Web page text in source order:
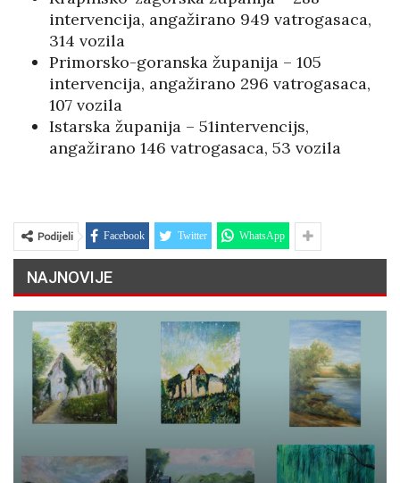
intervencija, angažirano 949 vatrogasaca,
314 vozila
Primorsko-goranska županija – 105
intervencija, angažirano 296 vatrogasaca,
107 vozila
Istarska županija – 51intervencijs,
angažirano 146 vatrogasaca, 53 vozila
Podijeli Facebook Twitter WhatsApp
NAJNOVIJE